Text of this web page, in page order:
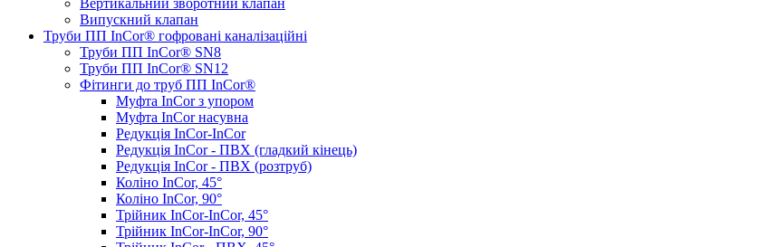
Вертикальний зворотний клапан
Випускний клапан
Труби ПП InCor® гофровані каналізаційні
Труби ПП InCor® SN8
Труби ПП InCor® SN12
Фітинги до труб ПП InCor®
Муфта InCor з упором
Муфта InCor насувна
Редукція InCor-InCor
Редукція InCor - ПВХ (гладкий кінець)
Редукція InCor - ПВХ (розтруб)
Коліно InCor, 45°
Коліно InCor, 90°
Трійник InCor-InCor, 45°
Трійник InCor-InCor, 90°